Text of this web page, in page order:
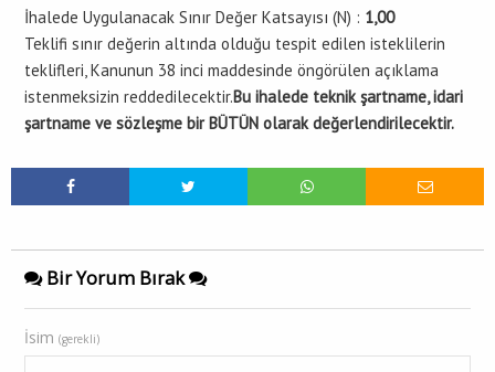
İhalede Uygulanacak Sınır Değer Katsayısı (N) : 1,00
Teklifi sınır değerin altında olduğu tespit edilen isteklilerin
teklifleri, Kanunun 38 inci maddesinde öngörülen açıklama
istenmeksizin reddedilecektir.Bu ihalede teknik şartname, idari
şartname ve sözleşme bir BÜTÜN olarak değerlendirilecektir.
Bir Yorum Bırak
İsim (gerekli)